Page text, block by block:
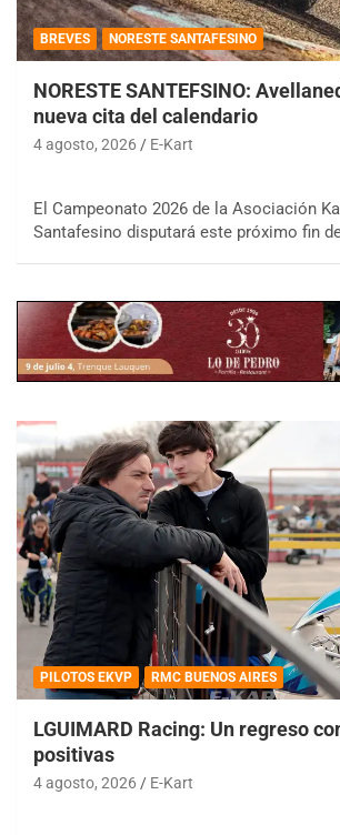
BREVES NORESTE SANTAFESINO
NORESTE SANTEFSINO:
nueva cita del calendario
4 agosto, 2026 E-Kart
El Campeonato 2026 de la Asociación
Santafesino disputará este próximo fin
PILOTOS EKVP RMC BUENOS AIRES
LGUIMARD Racing: Un regreso
positivas
4 agosto, 2026 E-Kart